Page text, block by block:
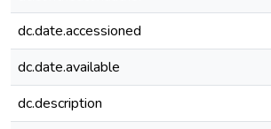
dc.date.accessioned
dc.date.available
dc.description